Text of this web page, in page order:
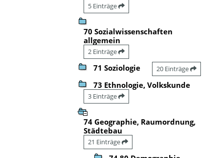
5 Einträge
70 Sozialwissenschaften
allgemein
2 Einträge
71 Soziologie 20 Einträge
73 Ethnologie, Volkskunde
3 Einträge
74 Geographie, Raumordnung,
Städtebau
21 Einträge